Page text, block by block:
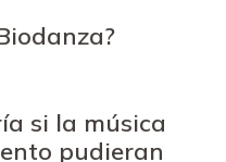
si la música
pudieran